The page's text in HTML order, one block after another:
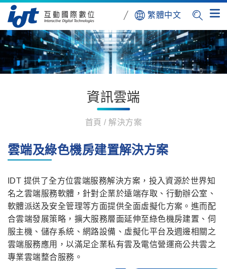
繁體中文
資訊雲端
首頁 解決方案
雲端及綠色機房建置解決方案
IDT 提供了全方位雲端服務解決方案，投入資源於世界知
名之雲端服務軟體，針對企業於遠端存取、行動辦公室、
軟體派送及安全管理等方面提供全面虛擬化方案。進而配
合雲端發展策略，擴大服務層面延伸至綠色機房建置、伺
服主機、儲存系統、網路設備、虛擬化平台及週邊相關之
雲端服務應用，以滿足企業私有雲及電信營運商公共雲之
專業雲端整合服務。